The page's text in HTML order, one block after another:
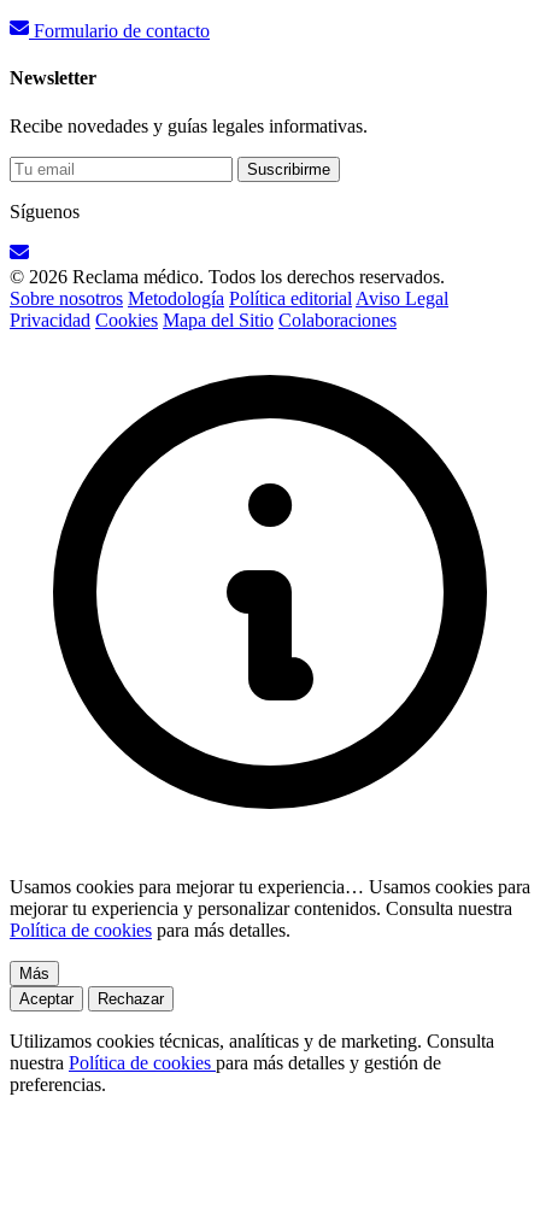
Formulario de contacto
Newsletter
Recibe novedades y guías legales informativas.
Suscribirme
Síguenos
© 2026 Reclama médico. Todos los derechos reservados.
Sobre nosotros Metodología Política editorial Aviso Legal
Privacidad Cookies Mapa del Sitio Colaboraciones
Usamos cookies para mejorar tu experiencia… Usamos cookies para
mejorar tu experiencia y personalizar contenidos. Consulta nuestra
Política de cookies para más detalles.
Más
Aceptar
Rechazar
Utilizamos cookies técnicas, analíticas y de marketing. Consulta
nuestra Política de cookies para más detalles y gestión de
preferencias.